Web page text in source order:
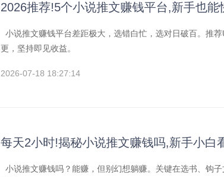
2026推荐!5个小说推文赚钱平台,新手也能
小说推文赚钱平台差距极大，选错白忙，选对日破百。推
更，坚持即见收益。
2026-07-18 18:27:14
每天2小时!揭秘小说推文赚钱吗,新手小白
小说推文赚钱吗？能赚，但别幻想躺赚。关键在选书、钩